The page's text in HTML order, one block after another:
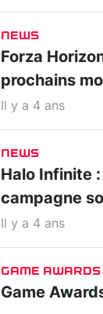
NEWS
Forza
prochains
Il y a 4 ans
NEWS
Halo Infinite
campagne
Il y a 4 ans
GAME AWARDS
Game